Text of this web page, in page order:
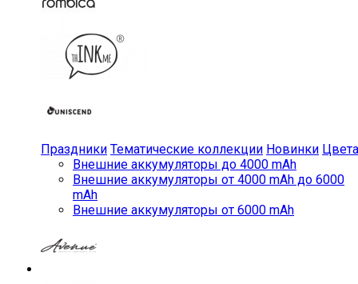
Праздники Тематические коллекции Новинки Цвета
Внешние аккумуляторы до 4000 mAh
Внешние аккумуляторы от 4000 mAh до 6000
mAh
Внешние аккумуляторы от 6000 mAh